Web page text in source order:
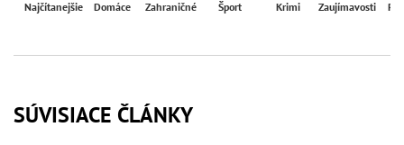
Najčítanejšie Domáce Zahraničné Šport Krimi Zaujímavosti
SÚVISIACE ČLÁNKY